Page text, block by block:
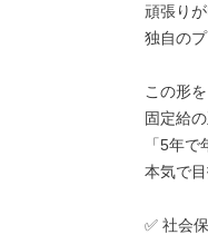
頑張り
独自のプ
この形
固定給
「5年
本気で
✅ 社会